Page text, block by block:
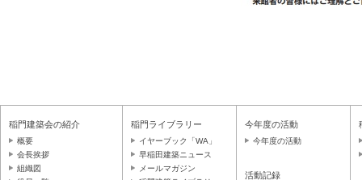
稲門建築会の紹介
概要
会長挨拶
組織図
稲門ライブラリー
イヤーブック「WA」
早稲田建築ニュース
メールマガジン
今年度の活動
今年度の活動
活動記録